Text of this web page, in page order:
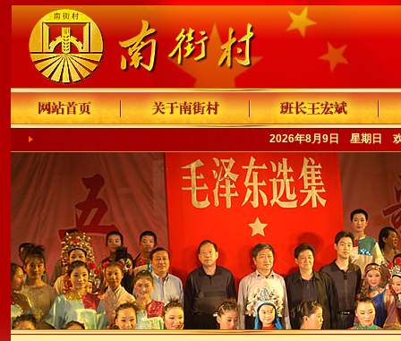
2026年8月9日 星期日